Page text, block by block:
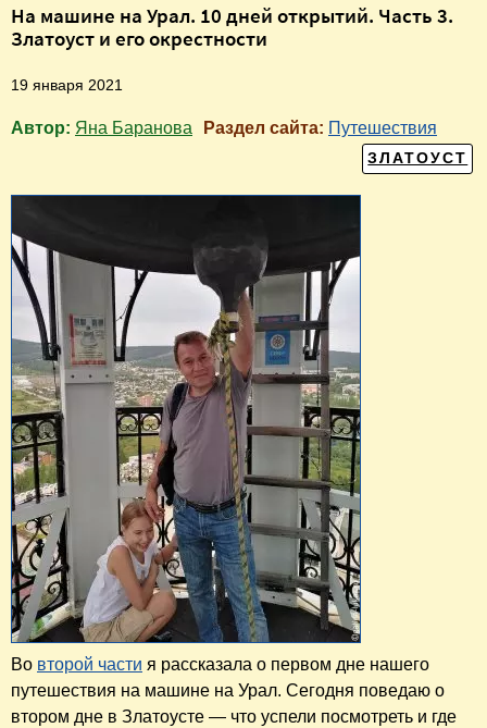
На машине на Урал. 10 дней открытий. Часть 3.
Златоуст и его окрестности
19 января 2021
Автор: Яна Баранова Раздел сайта: Путешествия
ЗЛАТОУСТ
Во второй части я рассказала о первом дне нашего
путешествия на машине на Урал. Сегодня поведаю о
втором дне в Златоусте — что успели посмотреть и где